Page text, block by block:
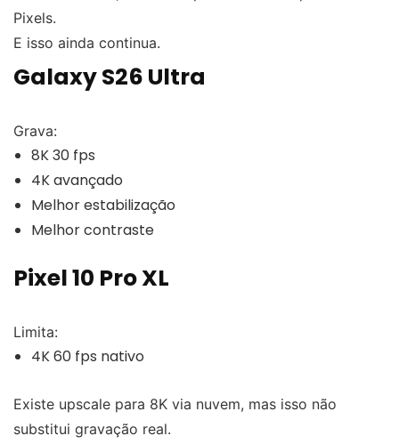
Pixels.
E isso ainda continua.
Galaxy S26 Ultra
Grava:
8K 30 fps
4K avançado
Melhor estabilização
Melhor contraste
Pixel 10 Pro XL
Limita:
4K 60 fps nativo
Existe upscale para 8K via nuvem, mas isso não
substitui gravação real.